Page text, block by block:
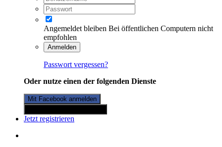
Angemeldet bleiben Bei öffentlichen Computern nicht
empfohlen
Anmelden
Passwort vergessen?
Oder nutze einen der folgenden Dienste
Mit Facebook anmelden
Jetzt registrieren